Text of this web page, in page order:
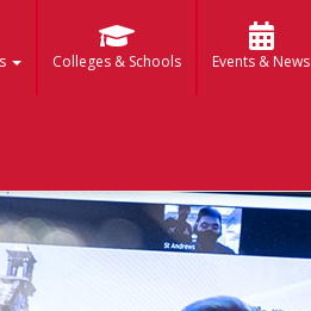
Colleges & Schools Events & News